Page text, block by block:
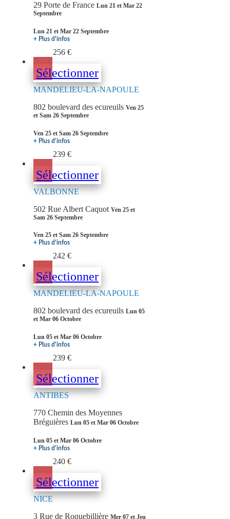
29 Porte de France Lun 21 et Mar 22
Septembre
Lun 21 et Mar 22 Septembre
+ Plus d'infos
256 €
Sélectionner
MANDELIEU-LA-NAPOULE
802 boulevard des ecureuils Ven 25
et Sam 26 Septembre
Ven 25 et Sam 26 Septembre
+ Plus d'infos
239 €
Sélectionner
VALBONNE
502 Rue Albert Caquot Ven 25 et
Sam 26 Septembre
Ven 25 et Sam 26 Septembre
+ Plus d'infos
242 €
Sélectionner
MANDELIEU-LA-NAPOULE
802 boulevard des ecureuils Lun 05
et Mar 06 Octobre
Lun 05 et Mar 06 Octobre
+ Plus d'infos
239 €
Sélectionner
ANTIBES
770 Chemin des Moyennes
Bréguières Lun 05 et Mar 06 Octobre
Lun 05 et Mar 06 Octobre
+ Plus d'infos
240 €
Sélectionner
NICE
3 Rue de Roquebillière Mer 07 et Jeu